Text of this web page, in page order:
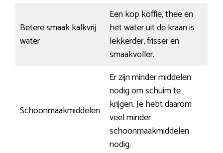
Betere smaak kalkvrij
water
Een kop koffie, thee en
het water uit de kraan is
lekkerder, frisser en
smaakvoller.
Schoonmaakmiddelen
Er zijn minder middelen
nodig om schuim te
krijgen. Je hebt daarom
veel minder
schoonmaakmiddelen
nodig.